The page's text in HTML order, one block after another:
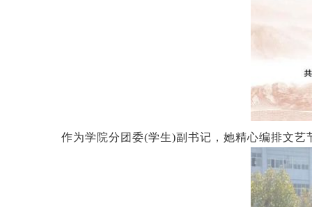
作为学院分团委(学生)副书记，她精心编排文